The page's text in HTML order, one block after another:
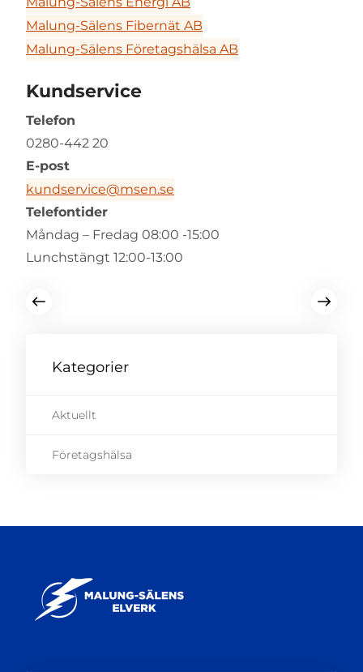
Malung-Sälens Fibernät AB
Malung-Sälens Företagshälsa AB
Kundservice
Telefon
0280-442 20
E-post
kundservice@msen.se
Telefontider
Måndag – Fredag 08:00 -15:00
Lunchstängt 12:00-13:00
Kategorier
Aktuellt
Företagshälsa